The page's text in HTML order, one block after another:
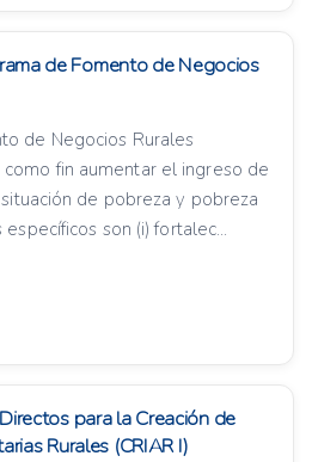
de Fomento de Negocios
de Negocios Rurales
como fin aumentar el ingreso de
de pobreza y pobreza
son (i) fortalec...
para la Creación de
Rurales (CRIAR I)